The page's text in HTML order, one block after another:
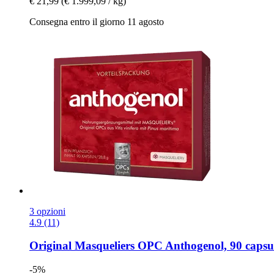
Consegna entro il giorno 11 agosto
3 opzioni
4.9 (11)
Original Masqueliers OPC Anthogenol, 90
-5%